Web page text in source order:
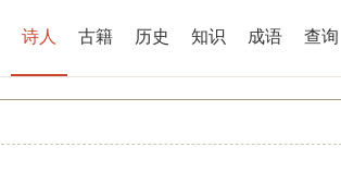
诗人 古籍 历史 知识 成语 查询